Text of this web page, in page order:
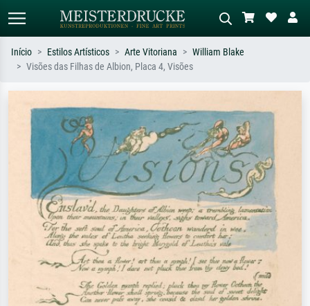
ex: Monet, Noite Estrelada,
impressionismo, onda de Hokusai, nu.
abstrato com muito vermelho, pintura
a óleo escura, nu em pé ao lado de
uma árvore.
Início Estilos Artísticos Arte Vitoriana
William Blake
Visões das Filhas de Albion, Placa 4, Visões